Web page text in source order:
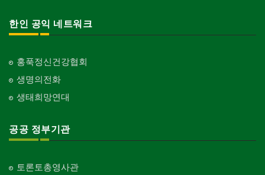
한인 공익 네트워크
홍푹정신건강협회
생명의전화
생태희망연대
공공 정부기관
토론토총영사관